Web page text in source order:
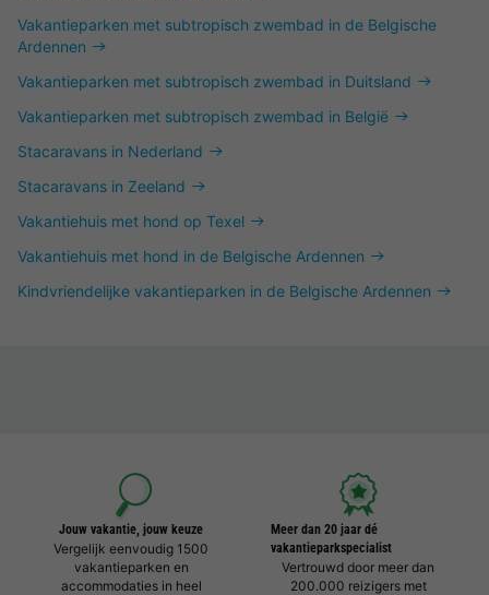
Vakantieparken met subtropisch zwembad in de Belgische
Ardennen
Vakantieparken met subtropisch zwembad in Duitsland
Vakantieparken met subtropisch zwembad in België
Stacaravans in Nederland
Stacaravans in Zeeland
Vakantiehuis met hond op Texel
Vakantiehuis met hond in de Belgische Ardennen
Kindvriendelijke vakantieparken in de Belgische Ardennen
Jouw vakantie, jouw keuze
Vergelijk eenvoudig 1500
vakantieparken en
accommodaties in heel
Meer dan 20 jaar dé
vakantieparkspecialist
Vertrouwd door meer dan
200.000 reizigers met